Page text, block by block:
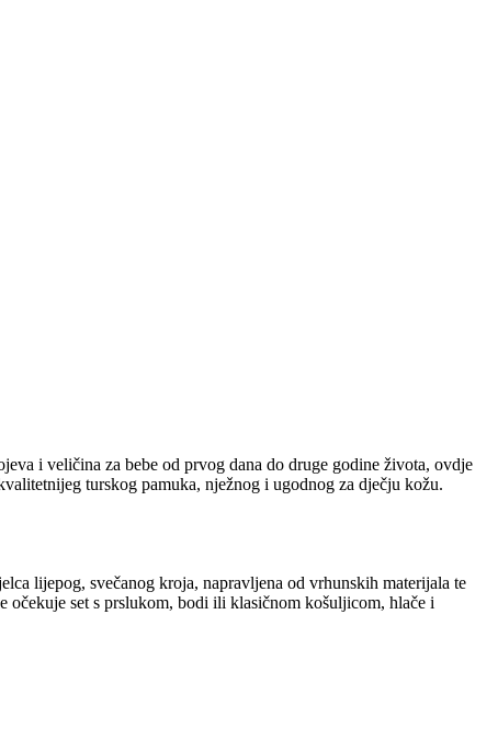
i veličina za bebe od prvog dana do druge godine života, ovdje
turskog pamuka, nježnog i ugodnog za dječju kožu.
lijepog, svečanog kroja, napravljena od vrhunskih materijala te
očekuje set s prslukom, bodi ili klasičnom košuljicom, hlače i